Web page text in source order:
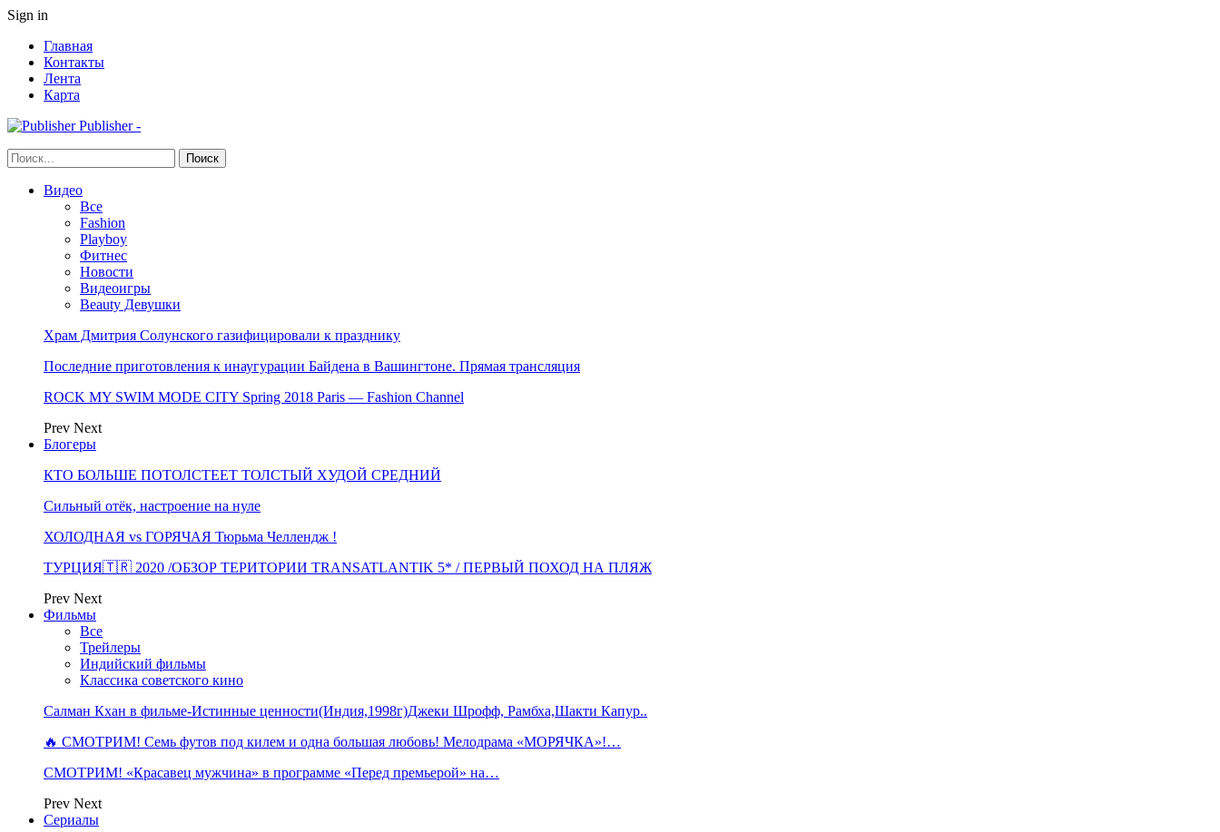
Sign in
Главная
Контакты
Лента
Карта
Publisher -
Видео
Все
Fashion
Playboy
Фитнес
Новости
Видеоигры
Beauty Девушки
Храм Дмитрия Солунского газифицировали к празднику
Последние приготовления к инаугурации Байдена в Вашингтоне. Прямая трансляция
ROCK MY SWIM MODE CITY Spring 2018 Paris — Fashion Channel
Prev Next
Блогеры
КТО БОЛЬШЕ ПОТОЛСТЕЕТ ТОЛСТЫЙ ХУДОЙ СРЕДНИЙ
Сильный отёк, настроение на нуле
ХОЛОДНАЯ vs ГОРЯЧАЯ Тюрьма Челлендж !
ТУРЦИЯ🇹🇷 2020 /ОБЗОР ТЕРИТОРИИ TRANSATLANTIK 5* / ПЕРВЫЙ ПОХОД НА ПЛЯЖ
Prev Next
Фильмы
Все
Трейлеры
Индийский фильмы
Классика советского кино
Салман Кхан в фильме-Истинные ценности(Индия,1998г)Джеки Шрофф, Рамбха,Шакти Капур..
🔥 СМОТРИМ! Семь футов под килем и одна большая любовь! Мелодрама «МОРЯЧКА»!…
СМОТРИМ! «Красавец мужчина» в программе «Перед премьерой» на…
Prev Next
Сериалы